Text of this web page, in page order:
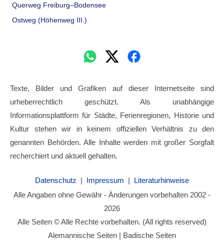
Querweg Freiburg–Bodensee
Ostweg (Höhenweg III.)
Texte, Bilder und Grafiken auf dieser Internetseite sind
urheberrechtlich geschützt. Als unabhängige
Informationsplattform für Städte, Ferienregionen, Historie und
Kultur stehen wir in keinem offiziellen Verhältnis zu den
genannten Behörden. Alle Inhalte werden mit großer Sorgfalt
recherchiert und aktuell gehalten.
Datenschutz | Impressum | Literaturhinweise
Alle Angaben ohne Gewähr - Änderungen vorbehalten 2002 -
2026
Alle Seiten © Alle Rechte vorbehalten. (All rights reserved)
Alemannische Seiten | Badische Seiten